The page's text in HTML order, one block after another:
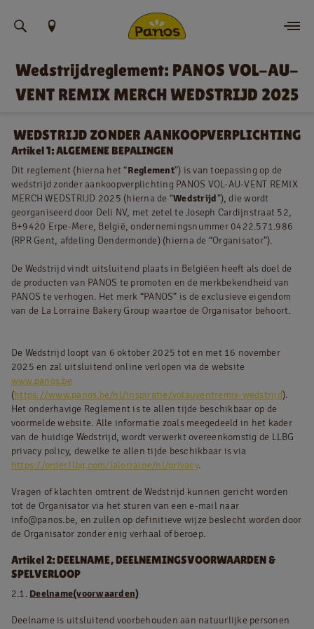
Vind uw locatie
Bestellen
Menu
Winkels
App
Jobs
NL FR
Juridische informatie
Privacy policy
Cookie policy
Wedstrijdreglement: PANOS VOL-AU-
VENT REMIX MERCH WEDSTRIJD 2025
WEDSTRIJD ZONDER AANKOOPVERPLICHTING
Artikel 1: ALGEMENE BEPALINGEN
Dit reglement (hierna het “Reglement”) is van toepassing op de
wedstrijd zonder aankoopverplichting PANOS VOL-AU-VENT REMIX
MERCH WEDSTRIJD 2025 (hierna de “Wedstrijd”), die wordt
georganiseerd door Deli NV, met zetel te Joseph Cardijnstraat 52,
B+9420 Erpe-Mere, België, ondernemingsnummer 0422.571.986
(RPR Gent, afdeling Dendermonde) (hierna de “Organisator”).
De Wedstrijd vindt uitsluitend plaats in Belgiëen heeft als doel de
de producten van PANOS te promoten en de merkbekendheid van
PANOS te verhogen. Het merk “PANOS” is de exclusieve eigendom
van de La Lorraine Bakery Group waartoe de Organisator behoort.
De Wedstrijd loopt van 6 oktober 2025 tot en met 16 november
2025 en zal uitsluitend online verlopen via de website
www.panos.be
(https://www.panos.be/nl/inspiratie/volauventremix-wedstrijd).
Het onderhavige Reglement is te allen tijde beschikbaar op de
voormelde website. Alle informatie zoals meegedeeld in het kader
van de huidige Wedstrijd, wordt verwerkt overeenkomstig de LLBG
privacy policy, dewelke te allen tijde beschikbaar is via
https://order.llbg.com/lalorraine/nl/privacy.
Vragen of klachten omtrent de Wedstrijd kunnen gericht worden
tot de Organisator via het sturen van een e-mail naar
info@panos.be, en zullen op definitieve wijze beslecht worden door
de Organisator zonder enig verhaal of beroep.
Artikel 2: DEELNAME, DEELNEMINGSVOORWAARDEN &
SPELVERLOOP
2.1. Deelname(voorwaarden)
Deelname is uitsluitend voorbehouden aan natuurlijke personen